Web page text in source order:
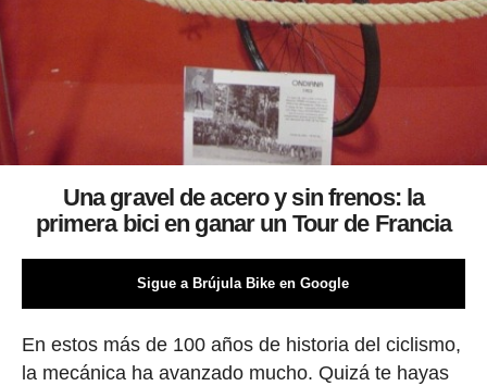
Una gravel de acero y sin frenos: la
primera bici en ganar un Tour de Francia
Sigue a Brújula Bike en Google
En estos más de 100 años de historia del ciclismo,
la mecánica ha avanzado mucho. Quizá te hayas